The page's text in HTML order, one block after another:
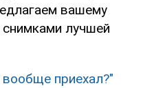
вашему
лучшей
приехал?"